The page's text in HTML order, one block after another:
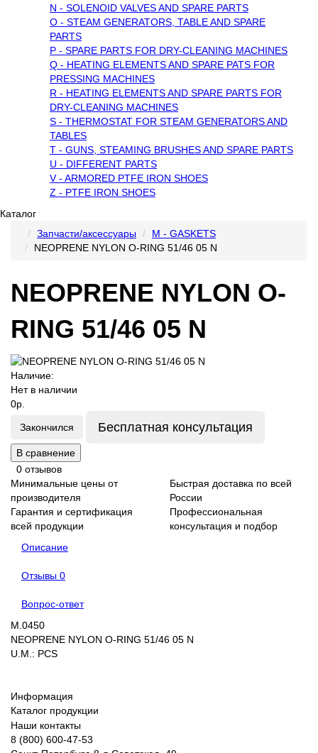
N - SOLENOID VALVES AND SPARE PARTS
O - STEAM GENERATORS, TABLE AND SPARE
PARTS
P - SPARE PARTS FOR DRY-CLEANING MACHINES
Q - HEATING ELEMENTS AND SPARE PATS FOR
PRESSING MACHINES
R - HEATING ELEMENTS AND SPARE PARTS FOR
DRY-CLEANING MACHINES
S - THERMOSTAT FOR STEAM GENERATORS AND
TABLES
T - GUNS, STEAMING BRUSHES AND SPARE PARTS
U - DIFFERENT PARTS
V - ARMORED PTFE IRON SHOES
Z - PTFE IRON SHOES
Каталог
Запчасти/аксессуары
M - GASKETS
NEOPRENE NYLON O-RING 51/46 05 N
NEOPRENE NYLON O-
RING 51/46 05 N
Наличие:
Нет в наличии
0р.
Закончился Бесплатная консультация
В сравнение
0 отзывов
Минимальные цены от
производителя
Быстрая доставка по всей
России
Гарантия и сертификация
всей продукции
Профессиональная
консультация и подбор
Описание
Отзывы 0
Вопрос-ответ
M.0450
NEOPRENE NYLON O-RING 51/46 05 N
U.M.: PCS
Информация
Каталог продукции
Наши контакты
8 (800) 600-47-53